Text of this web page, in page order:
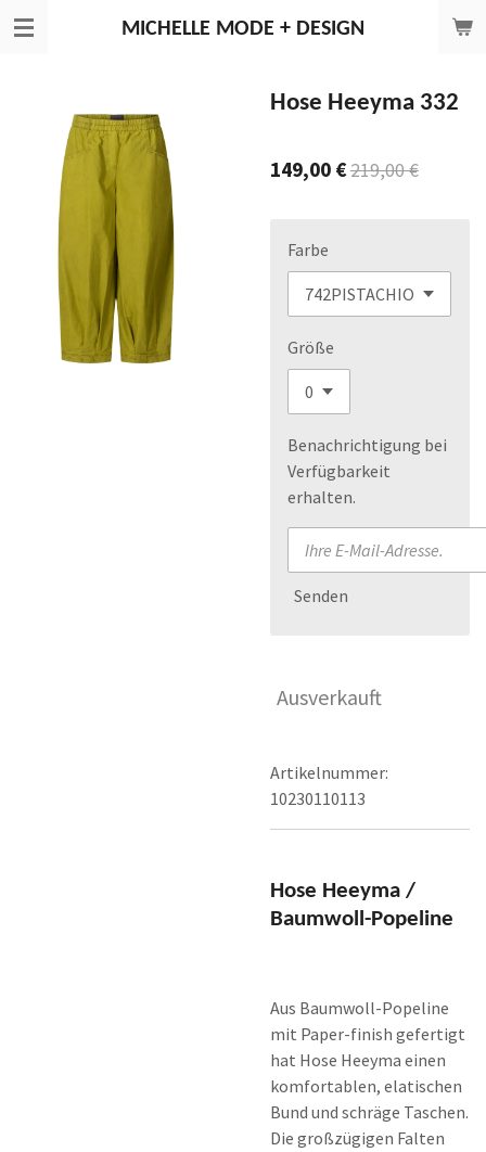
Zum
MICHELLE MODE + DESIGN
Hose Heeyma 332
149,00 €219,00 €
Farbe
Größe
Benachrichtigung bei
Verfügbarkeit
erhalten.
Senden
Ausverkauft
Artikelnummer:
10230110113
Hose Heeyma /
Baumwoll-Popeline
Aus Baumwoll-Popeline
mit Paper-finish gefertigt
hat Hose Heeyma einen
komfortablen, elatischen
Bund und schräge Taschen.
Die großzügigen Falten